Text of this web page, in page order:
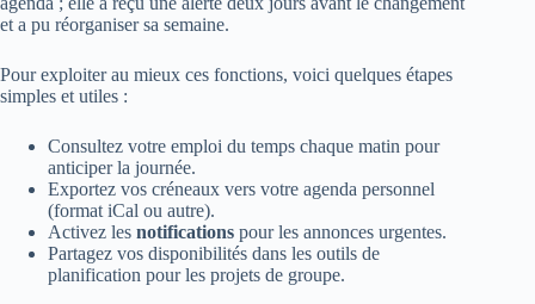
et a pu réorganiser sa semaine.
Pour exploiter au mieux ces fonctions, voici quelques étapes
simples et utiles :
Consultez votre emploi du temps chaque matin pour
anticiper la journée.
Exportez vos créneaux vers votre agenda personnel
(format iCal ou autre).
Activez les notifications pour les annonces urgentes.
Partagez vos disponibilités dans les outils de
planification pour les projets de groupe.